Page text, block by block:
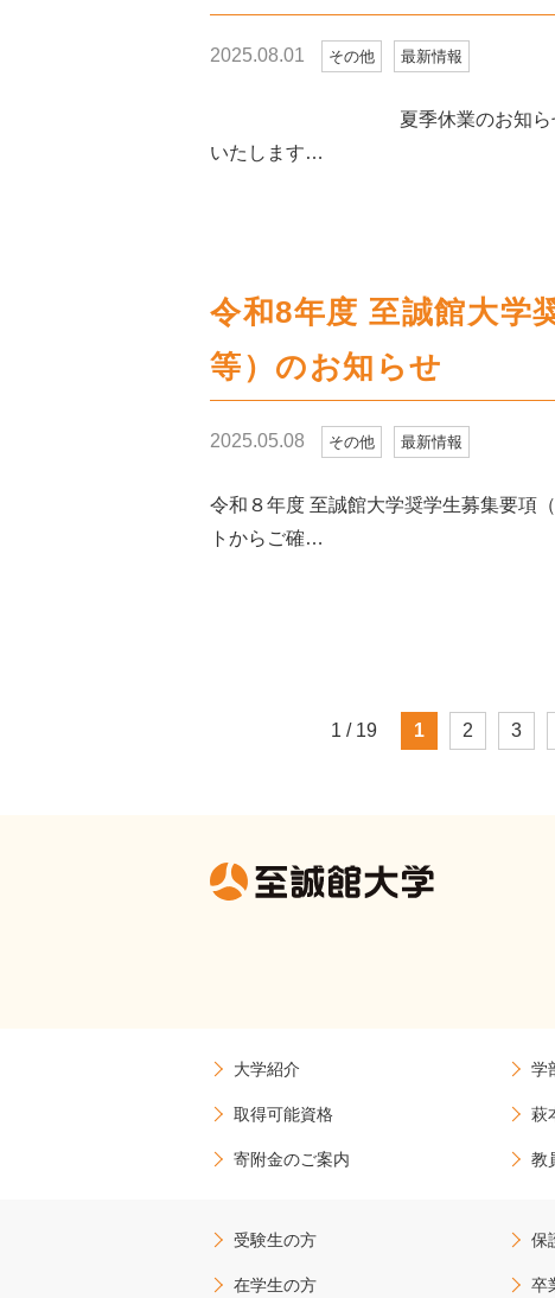
2025.08.01 その他 最新情報
夏季休業のお知らせ 下記期間
いたします…
令和8年度 至誠館大学
等）のお知らせ
2025.05.08 その他 最新情報
令和８年度 至誠館大学奨学生募集要項
トからご確…
1 / 19 1 2 3
大学紹介 学
取得可能資格 萩
寄附金のご案内 教
受験生の方 保
在学生の方 卒